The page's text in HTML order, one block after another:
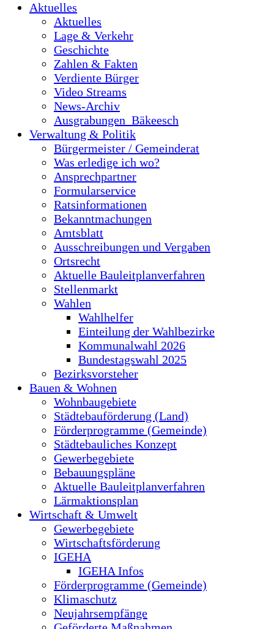
Aktuelles
Aktuelles
Lage & Verkehr
Geschichte
Zahlen & Fakten
Verdiente Bürger
Video Streams
News-Archiv
Ausgrabungen_Bäkeesch
Verwaltung & Politik
Bürgermeister / Gemeinderat
Was erledige ich wo?
Ansprechpartner
Formularservice
Ratsinformationen
Bekanntmachungen
Amtsblatt
Ausschreibungen und Vergaben
Ortsrecht
Aktuelle Bauleitplanverfahren
Stellenmarkt
Wahlen
Wahlhelfer
Einteilung der Wahlbezirke
Kommunalwahl 2026
Bundestagswahl 2025
Bezirksvorsteher
Bauen & Wohnen
Wohnbaugebiete
Städtebauförderung (Land)
Förderprogramme (Gemeinde)
Städtebauliches Konzept
Gewerbegebiete
Bebauungspläne
Aktuelle Bauleitplanverfahren
Lärmaktionsplan
Wirtschaft & Umwelt
Gewerbegebiete
Wirtschaftsförderung
IGEHA
IGEHA Infos
Förderprogramme (Gemeinde)
Klimaschutz
Neujahrsempfänge